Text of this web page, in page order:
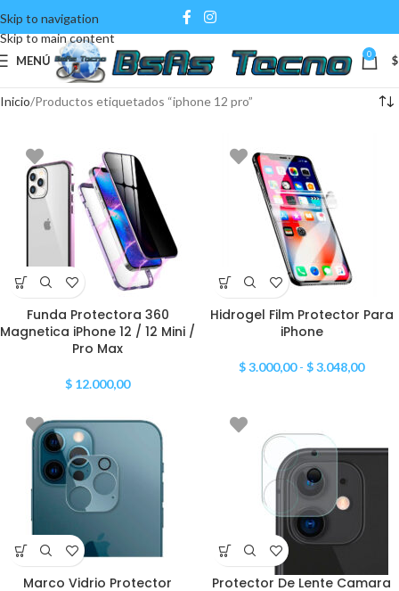
Skip to navigation
Skip to main content
MENÚ 0 $
Inicio Productos etiquetados “iphone 12 pro”
Funda Protectora 360
Magnetica iPhone 12 / 12 Mini /
Pro Max
$ 12.000,00
Hidrogel Film Protector Para
iPhone
$3.000,00 - $3.048,00
Marco Vidrio Protector
Protector De Lente Camara